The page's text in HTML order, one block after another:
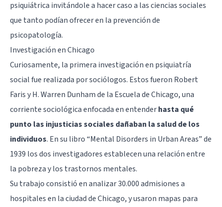
psiquiátrica invitándole a hacer caso a las ciencias sociales
que tanto podían ofrecer en la prevención de
psicopatología.
Investigación en Chicago
Curiosamente, la primera investigación en psiquiatría
social fue realizada por sociólogos. Estos fueron Robert
Faris y H. Warren Dunham de la Escuela de Chicago, una
corriente sociológica enfocada en entenderhasta qué
punto las injusticias sociales dañaban la salud de los
individuos. En su libro “Mental Disorders in Urban Areas” de
1939 los dos investigadores establecen una relación entre
la pobreza y los trastornos mentales.
Su trabajo consistió en analizar 30.000 admisiones a
hospitales en la ciudad de Chicago, y usaron mapas para